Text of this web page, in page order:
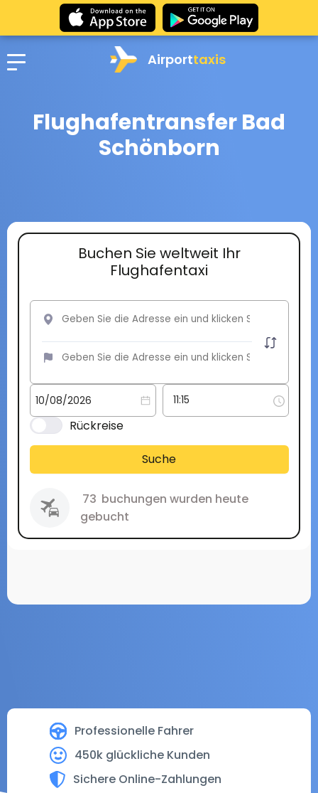
Airporttaxis
Flughafentransfer Bad
Schönborn
Professionelle Fahrer
450k glückliche Kunden
Sichere Online-Zahlungen
Buchen Sie weltweit Ihr
Flughafentaxi
Rückreise
Suche
73 buchungen wurden heute
gebucht